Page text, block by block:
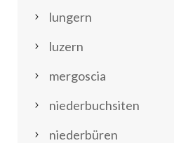
lungern
luzern
mergoscia
niederbuchsiten
niederbüren